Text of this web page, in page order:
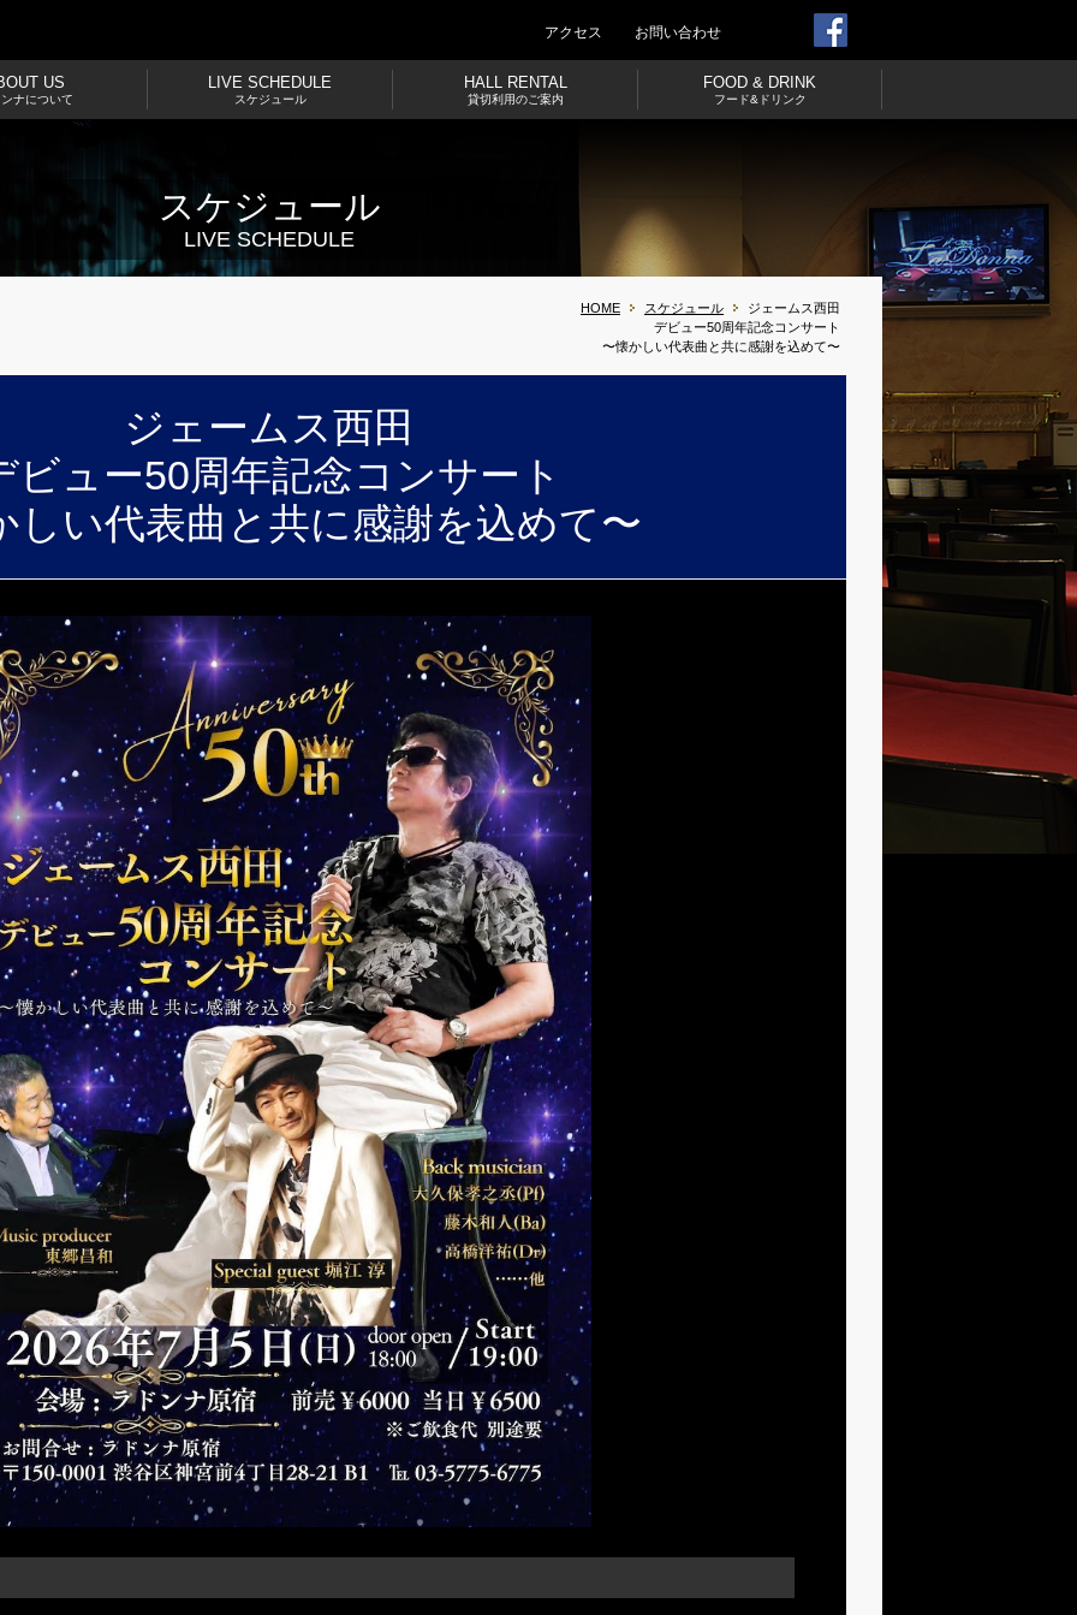
アクセス お問い合わせ
US
ナについて
LIVE SCHEDULE
スケジュール
HALL RENTAL
貸切利用のご案内
FOOD & DRINK
フード&ドリンク
スケジュール
LIVE SCHEDULE
HOME スケジュール
ジェームス西田
デビュー50周年記念コンサート
〜懐かしい代表曲と共に感謝を込めて〜
ジェームス西田
ビュー50周年記念コンサート
しい代表曲と共に感謝を込めて〜